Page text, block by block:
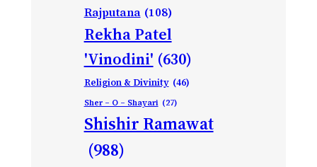
Rajputana (108)
Rekha Patel
'Vinodini' (630)
Religion & Divinity (46)
Sher – O – Shayari (27)
Shishir Ramawat
(988)